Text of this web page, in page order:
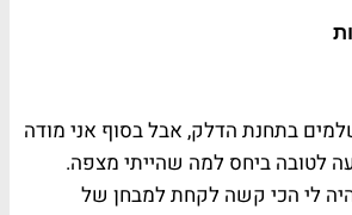
בתחנת הדלק, אבל בסוף אני מודה
לטובה ביחס למה שהייתי מצפה.
לי הכי קשה לקחת למבחן של